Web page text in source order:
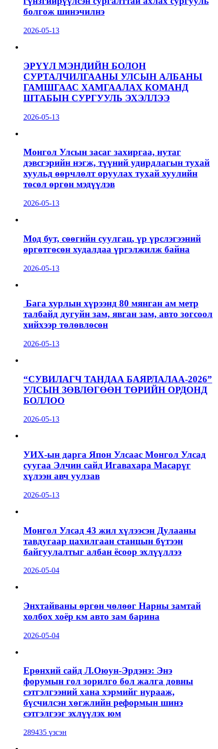
болгож шинэчилнэ
2026-05-13
ЭРҮҮЛ МЭНДИЙН БОЛОН
СУРТАЛЧИЛГААНЫ УЛСЫН АЛБАНЫ
ГАМШГААС ХАМГААЛАХ КОМАНД
ШТАБЫН СУРГУУЛЬ ЭХЭЛЛЭЭ
2026-05-13
Монгол Улсын засаг захиргаа, нутаг
дэвсгэрийн нэгж, түүний удирдлагын тухай
хуульд өөрчлөлт оруулах тухай хуулийн
төсөл өргөн мэдүүлэв
2026-05-13
Мод бут, сөөгийн суулгац, үр үрслэгээний
өргөтгөсөн худалдаа үргэлжилж байна
2026-05-13
Бага хурлын хүрээнд 80 мянган ам метр
талбайд дугуйн зам, явган зам, авто зогсоол
хийхээр төлөвлөсөн
2026-05-13
“СУВИЛАГЧ ТАНДАА БАЯРЛАЛАА-2026”
УЛСЫН ЗӨВЛӨГӨӨН ТӨРИЙН ОРДОНД
БОЛЛОО
2026-05-13
УИХ-ын дарга Япон Улсаас Монгол Улсад
суугаа Элчин сайд Игавахара Масарүг
хүлээн авч уулзав
2026-05-13
Монгол Улсад 43 жил хүлээсэн Дулааны
тавдугаар цахилгаан станцын бүтээн
байгуулалтыг албан ёсоор эхлүүллээ
2026-05-04
Энхтайваны өргөн чөлөөг Нарны замтай
холбох хоёр км авто зам барина
2026-05-04
Ерөнхий сайд Л.Оюун-Эрдэнэ: Энэ
форумын гол зорилго бол жалга довны
сэтгэлгээний хана хэрмийг нурааж,
бүсчилсэн хөгжлийн реформын шинэ
сэтгэлгээг эхлүүлэх юм
289435 үзсэн